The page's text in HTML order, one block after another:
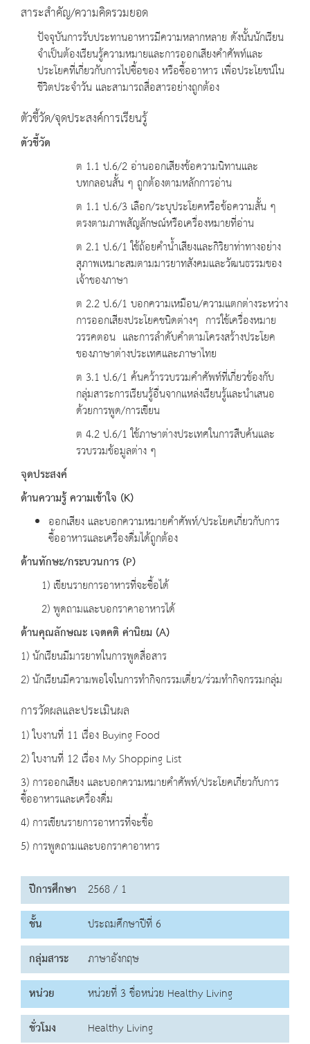
สาระสำคัญ/ความคิดรวมยอด
ปัจจุบันการรับประทานอาหารมีความหลากหลาย ดังนั้นนักเรียน
จำเป็นต้องเรียนรู้ความหมายและการออกเสียงคำศัพท์และ
ประโยคที่เกี่ยวกับการไปซื้อของ หรือซื้ออาหาร เพื่อประโยชน์ใน
ชีวิตประจำวัน และสามารถสื่อสารอย่างถูกต้อง
ตัวชี้วัด/จุดประสงค์การเรียนรู้
ตัวชี้วัด
ต 1.1 ป.6/2 อ่านออกเสียงข้อความนิทานและ
บทกลอนสั้น ๆ ถูกต้องตามหลักการอ่าน
ต 1.1 ป.6/3 เลือก/ระบุประโยคหรือข้อความสั้น ๆ
ตรงตามภาพสัญลักษณ์หรือเครื่องหมายที่อ่าน
ต 2.1 ป.6/1 ใช้ถ้อยคำน้ำเสียงและกิริยาท่าทางอย่าง
สุภาพเหมาะสมตามมารยาทสังคมและวัฒนธรรมของ
เจ้าของภาษา
ต 2.2 ป.6/1 บอกความเหมือน/ความแตกต่างระหว่าง
การออกเสียงประโยคชนิดต่างๆ การใช้เครื่องหมาย
วรรคตอน และการลำดับคำตามโครงสร้างประโยค
ของภาษาต่างประเทศและภาษาไทย
ต 3.1 ป.6/1 ค้นคว้ารวบรวมคำศัพท์ที่เกี่ยวข้องกับ
กลุ่มสาระการเรียนรู้อื่นจากแหล่งเรียนรู้และนำเสนอ
ด้วยการพูด/การเขียน
ต 4.2 ป.6/1 ใช้ภาษาต่างประเทศในการสืบค้นและ
รวบรวมข้อมูลต่าง ๆ
จุดประสงค์
ด้านความรู้ ความเข้าใจ (K)
ออกเสียง และบอกความหมายคำศัพท์/ประโยคเกี่ยวกับการ
ซื้ออาหารและเครื่องดื่มได้ถูกต้อง
ด้านทักษะ/กระบวนการ (P)
1) เขียนรายการอาหารที่จะซื้อได้
2) พูดถามและบอกราคาอาหารได้
ด้านคุณลักษณะ เจตคติ ค่านิยม (A)
1) นักเรียนมีมารยาทในการพูดสื่อสาร
2) นักเรียนมีความพอใจในการทำกิจกรรมเดี่ยว/ร่วมทำกิจกรรมกลุ่ม
การวัดผลและประเมินผล
1) ใบงานที่ 11 เรื่อง Buying Food
2) ใบงานที่ 12 เรื่อง My Shopping List
3) การออกเสียง และบอกความหมายคำศัพท์/ประโยคเกี่ยวกับการ
ซื้ออาหารและเครื่องดื่ม
4) การเขียนรายการอาหารที่จะชื้อ
5) การพูดถามและบอกราคาอาหาร
ปีการศึกษา 2568 / 1
ชั้น
ประถมศึกษาปีที่ 6
กลุ่มสาระ
ภาษาอังกฤษ
หน่วย
หน่วยที่ 3 ชื่อหน่วย Healthy Living
ชั่วโมง
Healthy Living